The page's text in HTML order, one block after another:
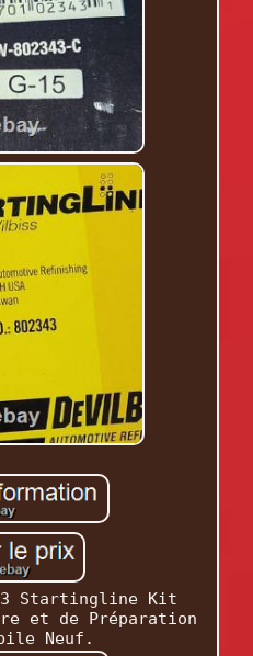
Startingline Kit
et de Préparation
Neuf.